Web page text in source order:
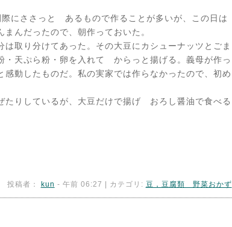
にささっと あるもので作ることが多いが、この日は
んだったので、朝作っておいた。
取り分けてあった。その大豆にカシューナッツとごま
天ぷら粉・卵を入れて からっと揚げる。義母が作っ
動したものだ。私の実家では作らなかったので、初め
りしているが、大豆だけで揚げ おろし醤油で食べる
投稿者： kun - 午前 06:27 | カテゴリ: 豆，豆腐類 野菜おかず